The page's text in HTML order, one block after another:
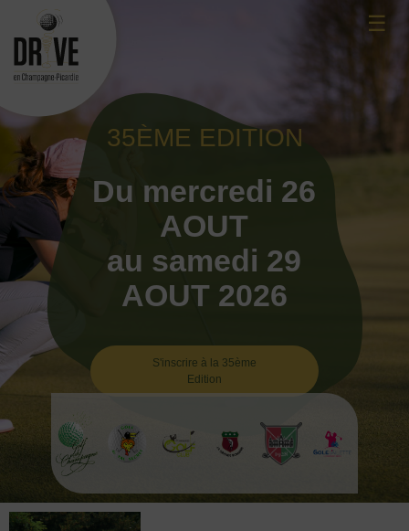
content
☰
35ÈME EDITION
Du mercredi 26
AOUT
au samedi 29
AOUT 2026
S'inscrire à la 35ème
Edition